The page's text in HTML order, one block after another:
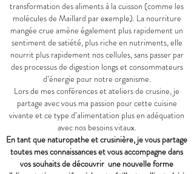
transformation des aliments à la cuisson (comme les
molécules de Maillard par exemple). La nourriture
mangée crue amène également plus rapidement un
sentiment de satiété, plus riche en nutriments, elle
nourrit plus rapidement nos cellules, sans passer par
des processus de digestion longs et consommateurs
d’énergie pour notre organisme.
Lors de mes conférences et ateliers de crusine, je
partage avec vous ma passion pour cette cuisine
vivante et ce type d’alimentation plus en adéquation
avec nos besoins vitaux.
En tant que naturopathe et crusinière, je vous partage
toutes mes connaissances et vous accompagne dans
vos souhaits de découvrir une nouvelle forme